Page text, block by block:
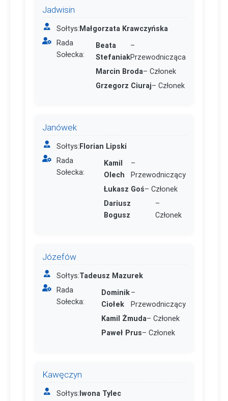
Jadwisin
Sołtys:Małgorzata Krawczyńska
Rada
Sołecka:
Beata
Stefaniak
–
Przewodnicząca
Marcin Broda– Członek
Grzegorz Ciuraj– Członek
Janówek
Sołtys:Florian Lipski
Rada
Sołecka:
Kamil
Olech
–
Przewodniczący
Łukasz Goś– Członek
Dariusz
Bogusz
–
Członek
Józefów
Sołtys:Tadeusz Mazurek
Rada
Sołecka:
Dominik
Ciołek
–
Przewodniczący
Kamil Żmuda– Członek
Paweł Prus– Członek
Kawęczyn
Sołtys:Iwona Tylec